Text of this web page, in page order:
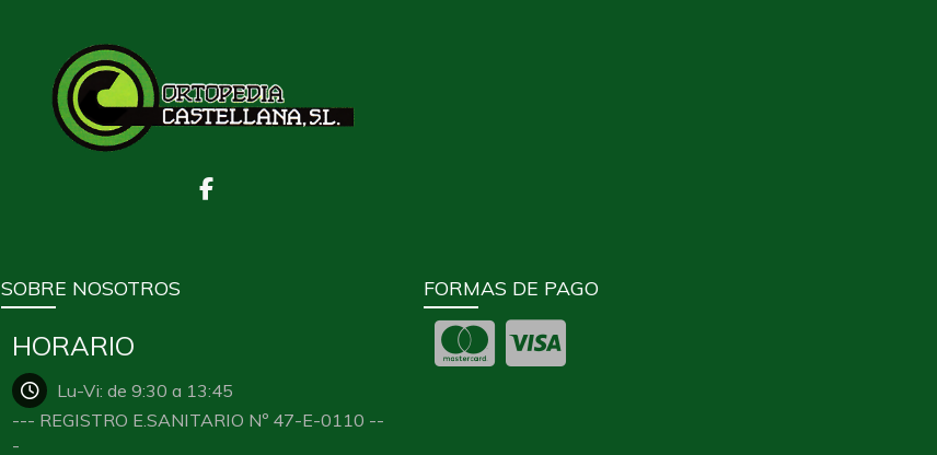
SOBRE NOSOTROS
HORARIO
Lu-Vi: de 9:30 a 13:45
--- REGISTRO E.SANITARIO Nº 47-E-0110 --
-
FORMAS DE PAGO